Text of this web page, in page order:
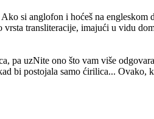
si anglofon i hoćeš na engleskom
transliteracije, imajući u vidu
pa uzNite ono što vam više
bi postojala samo ćirilica... Ovako,